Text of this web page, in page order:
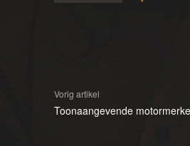
Vorig artikel
Toonaangevende